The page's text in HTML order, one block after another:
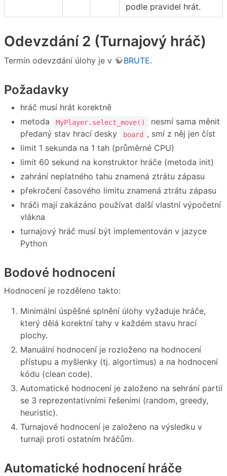
podle pravidel hrát.
Odevzdání 2 (Turnajový hráč)
Termín odevzdání úlohy je v BRUTE.
Požadavky
hráč musí hrát korektně
metoda
MyPlayer.select_move()
nesmí sama měnit
předaný stav hrací desky
board , smí z něj jen číst
limit 1 sekunda na 1 tah (průměrné CPU)
limit 60 sekund na konstruktor hráče (metoda init)
zahrání neplatného tahu znamená ztrátu zápasu
překročení časového limitu znamená ztrátu zápasu
hráči mají zakázáno používat další vlastní výpočetní
vlákna
turnajový hráč musí být implementován v jazyce
Python
Bodové hodnocení
Hodnocení je rozděleno takto:
Minimální úspěšné splnění úlohy vyžaduje hráče,
který dělá korektní tahy v každém stavu hrací
plochy.
Manuální hodnocení je rozloženo na hodnocení
přístupu a myšlenky (tj. algortimus) a na hodnocení
kódu (clean code).
Automatické hodnocení je založeno na sehrání partií
se 3 reprezentativními řešeními (random, greedy,
heuristic).
Turnajové hodnocení je založeno na výsledku v
turnaji proti ostatním hráčům.
Automatické hodnocení hráče